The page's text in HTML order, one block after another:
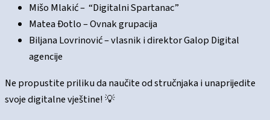
Mišo Mlakić – “Digitalni Spartanac”
Matea Đotlo – Ovnak grupacija
Biljana Lovrinović – vlasnik i direktor Galop Digital
agencije
Ne propustite priliku da naučite od stručnjaka i unaprijedite
svoje digitalne vještine! 💡